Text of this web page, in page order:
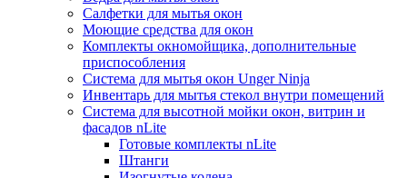
Салфетки для мытья окон
Моющие средства для окон
Комплекты окномойщика, дополнительные
приспособления
Система для мытья окон Unger Ninja
Инвентарь для мытья стекол внутри помещений
Система для высотной мойки окон, витрин и
фасадов nLite
Готовые комплекты nLite
Штанги